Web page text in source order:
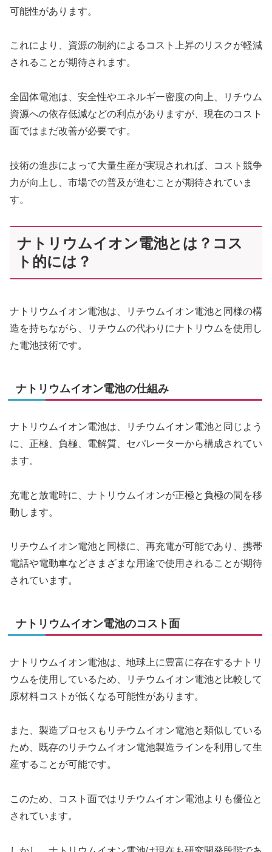
可能性があります。
これにより、資源の制約によるコスト上昇のリスクが軽減
されることが期待されます。
全固体電池は、安全性やエネルギー密度の向上、リチウム
資源への依存低減などの利点がありますが、現在のコスト
面ではまだ改善が必要です。
技術の進歩によって大量生産が実現されれば、コスト競争
力が向上し、市場での普及が進むことが期待されていま
す。
ナトリウムイオン電池とは？コス
ト的には？
ナトリウムイオン電池は、リチウムイオン電池と同様の構
造を持ちながら、リチウムの代わりにナトリウムを使用し
た電池技術です。
ナトリウムイオン電池の仕組み
ナトリウムイオン電池は、リチウムイオン電池と同じよう
に、正極、負極、電解質、セパレーターから構成されてい
ます。
充電と放電時に、ナトリウムイオンが正極と負極の間を移
動します。
リチウムイオン電池と同様に、再充電が可能であり、携帯
電話や電動車などさまざまな用途で使用されることが期待
されています。
ナトリウムイオン電池のコスト面
ナトリウムイオン電池は、地球上に豊富に存在するナトリ
ウムを使用しているため、リチウムイオン電池と比較して
原材料コストが低くなる可能性があります。
また、製造プロセスもリチウムイオン電池と類似している
ため、既存のリチウムイオン電池製造ラインを利用して生
産することが可能です。
このため、コスト面ではリチウムイオン電池よりも優位と
されています。